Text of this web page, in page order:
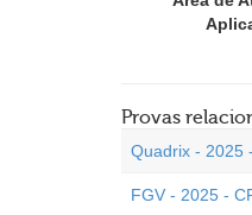
Provas
Quadrix - 2025
FGV - 2025 -